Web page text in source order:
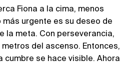
Fiona a la cima, menos
urgente es su deseo de
la meta. Con perseverancia,
del ascenso. Entonces,
cumbre se hace visible. Ahora